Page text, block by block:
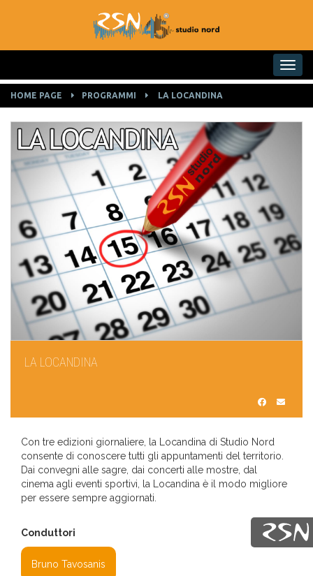
Toggle
HOME PAGE PROGRAMMI LA LOCANDINA
LA LOCANDINA
Con tre edizioni giornaliere, la Locandina di Studio Nord
consente di conoscere tutti gli appuntamenti del territorio.
Dai convegni alle sagre, dai concerti alle mostre, dal
cinema agli eventi sportivi, la Locandina è il modo migliore
per essere sempre aggiornati.
Conduttori
Bruno Tavosanis